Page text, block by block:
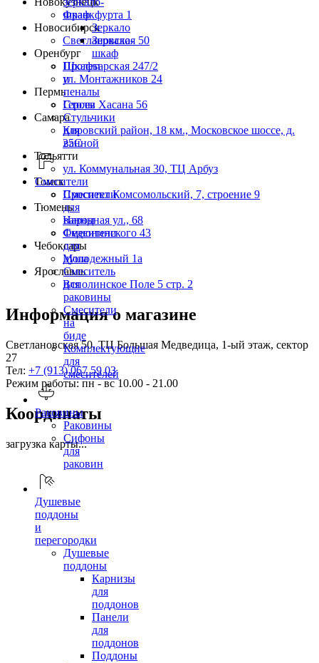
шкаф
Зеркало
Зеркало-
шкаф
Шкафы
и
пеналы
Столы
Стульчики
для
ванной
Смесители
Смесители
для
ванны
Смесители
для
душа
Смеситель
для
раковины
Смесители
на
биде
Комплектующие
для
смесителей
Раковины
Раковины
Сифоны
для
раковин
Душевые
поддоны
и
перегородки
Душевые
поддоны
Карнизы
для
поддонов
Панели
для
поддонов
Поддоны
Франкфурта 1
Новосибирск
Светлановская 50
Оренбург
Пролетарская 247/2
ул. Монтажников 24
Пермь
Героев Хасана 56
Самара
Кировский район, 18 км., Московское шоссе, д.
25С
Тольятти
ул. Коммунальная 30, ТЦ Арбуз
Томск
Проспект Комсомольский, 7, строение 9
Тюмень
Народная ул., 68
Федюнинского 43
Чебоксары
Молодежный 1а
Ярославль
Всполинское Поле 5 стр. 2
Информация о магазине
Светлановская 50, ТЦ Большая Медведица, 1-ый этаж, сектор
27
Тел: +7 (913) 067 59 03
Режим работы: пн - вс 10.00 - 21.00
Координаты
загрузка карты...